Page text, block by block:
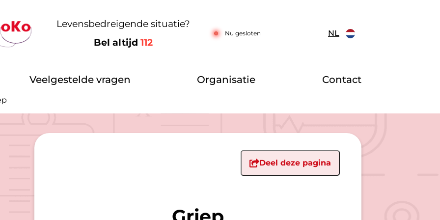
Levensbedreigende situatie?
Bel altijd 112
Nu gesloten NL
Veelgestelde vragen Organisatie Contact
Deel deze pagina